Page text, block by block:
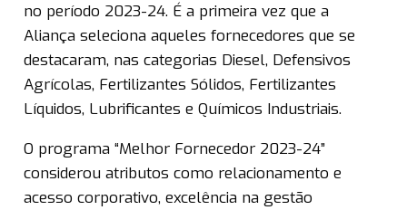
no período 2023-24. É a primeira vez que a
Aliança seleciona aqueles fornecedores que se
destacaram, nas categorias Diesel, Defensivos
Agrícolas, Fertilizantes Sólidos, Fertilizantes
Líquidos, Lubrificantes e Químicos Industriais.
O programa “Melhor Fornecedor 2023-24”
considerou atributos como relacionamento e
acesso corporativo, excelência na gestão